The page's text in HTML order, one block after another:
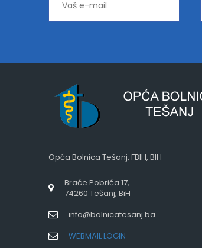
Opća Bolnica Tešanj, FBIH, BIH
Braće Pobrića 17,
74260 Tešanj, BiH
info@bolnicatesanj.ba
WEBMAIL LOGIN